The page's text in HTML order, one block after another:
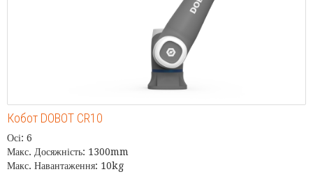
Кобот DOBOT CR10
Осі: 6
Макс. Досяжність: 1300mm
Макс. Навантаження: 10kg